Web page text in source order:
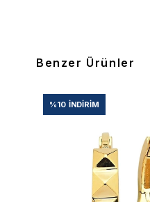
Benzer Ürünler
%10 İNDIRIM